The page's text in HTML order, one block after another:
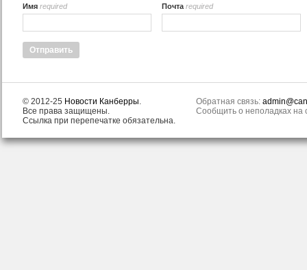
Имя required Почта required
© 2012-25 Новости Канберры.
Все права защищены.
Ссылка при перепечатке обязательна.
Обратная связь:
Сообщить о неполадках на